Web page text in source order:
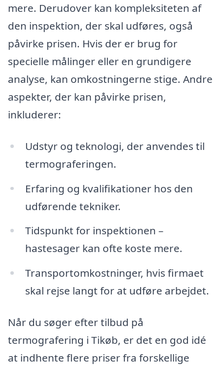
mere. Derudover kan kompleksiteten af
den inspektion, der skal udføres, også
påvirke prisen. Hvis der er brug for
specielle målinger eller en grundigere
analyse, kan omkostningerne stige. Andre
aspekter, der kan påvirke prisen,
inkluderer:
Udstyr og teknologi, der anvendes til
termograferingen.
Erfaring og kvalifikationer hos den
udførende tekniker.
Tidspunkt for inspektionen –
hastesager kan ofte koste mere.
Transportomkostninger, hvis firmaet
skal rejse langt for at udføre arbejdet.
Når du søger efter tilbud på
termografering i Tikøb, er det en god idé
at indhente flere priser fra forskellige